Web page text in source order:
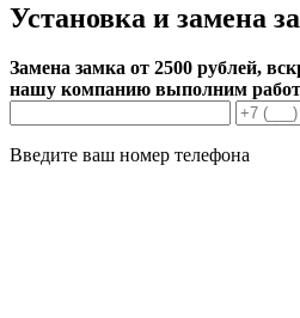
Установка и замена
Замена замка от 2500 рублей,
нашу компанию выполним
Введите ваш номер телефона